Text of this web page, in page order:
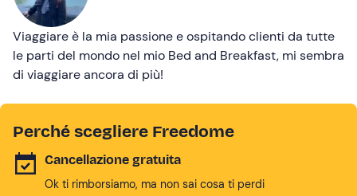
Viaggiare è la mia passione e ospitando clienti da tutte
le parti del mondo nel mio Bed and Breakfast, mi sembra
di viaggiare ancora di più!
Perché scegliere Freedome
Cancellazione gratuita
Ok ti rimborsiamo, ma non sai cosa ti perdi